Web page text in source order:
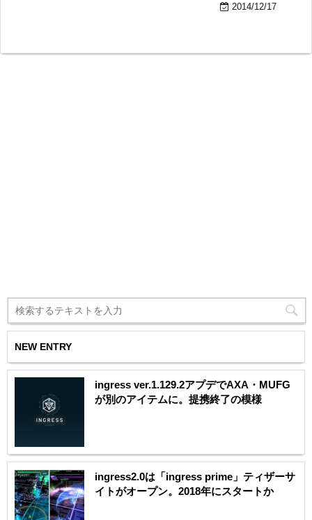
2014/12/17
NEW ENTRY
ingress ver.1.129.2アプデでAXA・MUFG
が別のアイテムに。提携終了の模様
ingress2.0は「ingress prime」ティザーサ
イトがオープン。2018年にスタートか